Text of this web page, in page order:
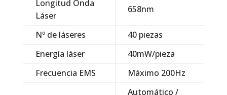
Longitud Onda
Láser
658nm
Nº de láseres
40 piezas
Energía láser
40mW/pieza
Frecuencia EMS
Máximo 200Hz
Automático /